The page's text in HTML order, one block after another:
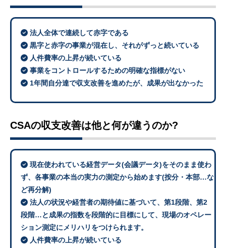
法人全体で連続して赤字である
黒字と赤字の事業が混在し、それがずっと続いている
人件費率の上昇が続いている
事業をコントロールするための明確な指標がない
1年間自分達で収支改善を進めたが、成果が出なかった
CSAの収支改善は他と何が違うのか?
現在使われている経営データ(会議データ)をそのまま使わ
ず、各事業の本当の実力の測定から始めます(按分・本部…な
ど再分解)
法人の状況や経営者の期待値に基づいて、第1段階、第2
段階…と成果の指数を段階的に目標にして、現場のオペレー
ション測定にメリハリをつけられます。
人件費率の上昇が続いている